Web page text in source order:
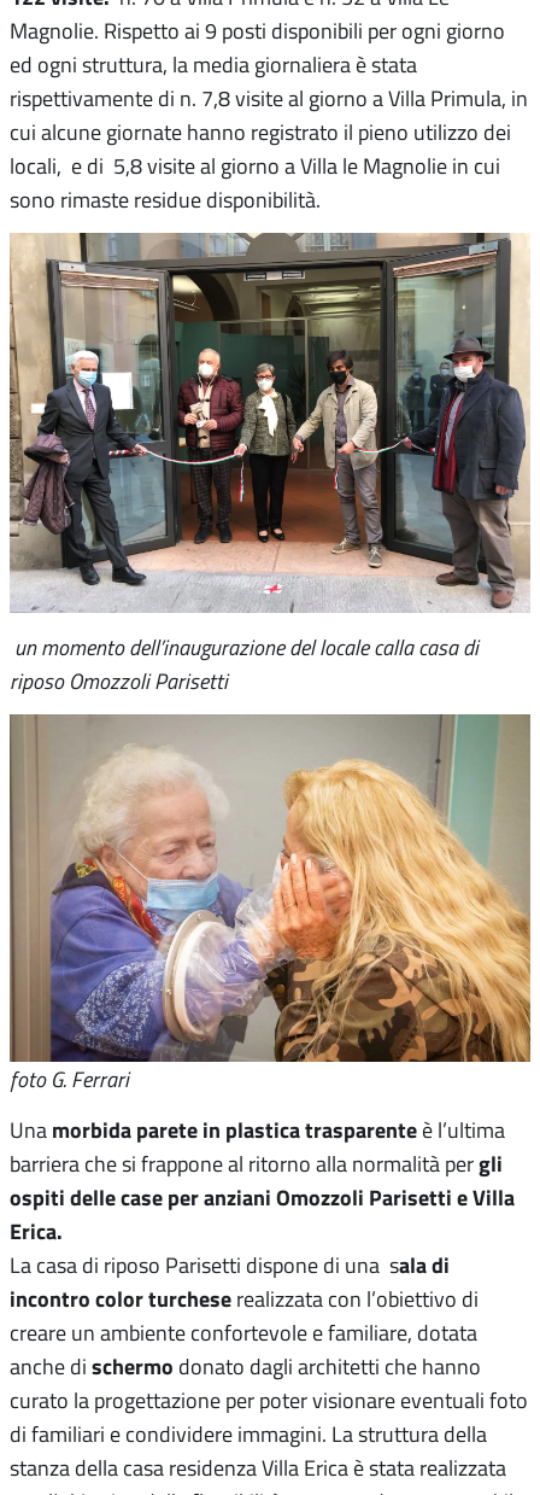
Magnolie. Rispetto ai 9 posti disponibili per ogni giorno
ed ogni struttura, la media giornaliera è stata
rispettivamente di n. 7,8 visite al giorno a Villa Primula, in
cui alcune giornate hanno registrato il pieno utilizzo dei
locali, e di 5,8 visite al giorno a Villa le Magnolie in cui
sono rimaste residue disponibilità.
un momento dell’inaugurazione del locale calla casa di
riposo Omozzoli Parisetti
foto G. Ferrari
Una morbida parete in plastica trasparente è l’ultima
barriera che si frappone al ritorno alla normalità pergli
ospiti dellecase per anziani Omozzoli Parisetti e Villa
Erica.
La casa di riposo Parisetti dispone di una sala di
incontro color turchese realizzata con l’obiettivo di
creare un ambiente confortevole e familiare, dotata
anche di schermo donato dagli architetti che hanno
curato la progettazione per poter visionare eventuali foto
di familiari e condividere immagini. La struttura della
stanza della casa residenza Villa Erica è stata realizzata